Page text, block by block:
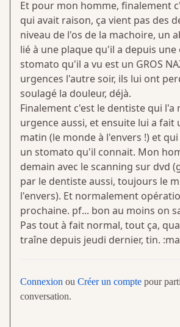
Et pour mon homme, finalement
qui avait raison, ça vient pas des
niveau de l'os de la machoire, un
lié à une plaque qu'il a depuis
stomato qu'il a vu est un GROS
urgences l'autre soir, ils lui ont
soulagé la douleur, déjà.
Finalement c'est le dentiste qui l'a
urgence aussi, et ensuite lui a fait
matin (le monde à l'envers !) et
un stomato qu'il connait. Mon
demain avec le scanning sur dvd
par le dentiste aussi, toujours le
l'envers). Et normalement
prochaine. pf... bon au moins on
Pas tout à fait normal, tout ça,
traîne depuis jeudi dernier, tin.
Connexion ou Créer un compte pour
conversation.